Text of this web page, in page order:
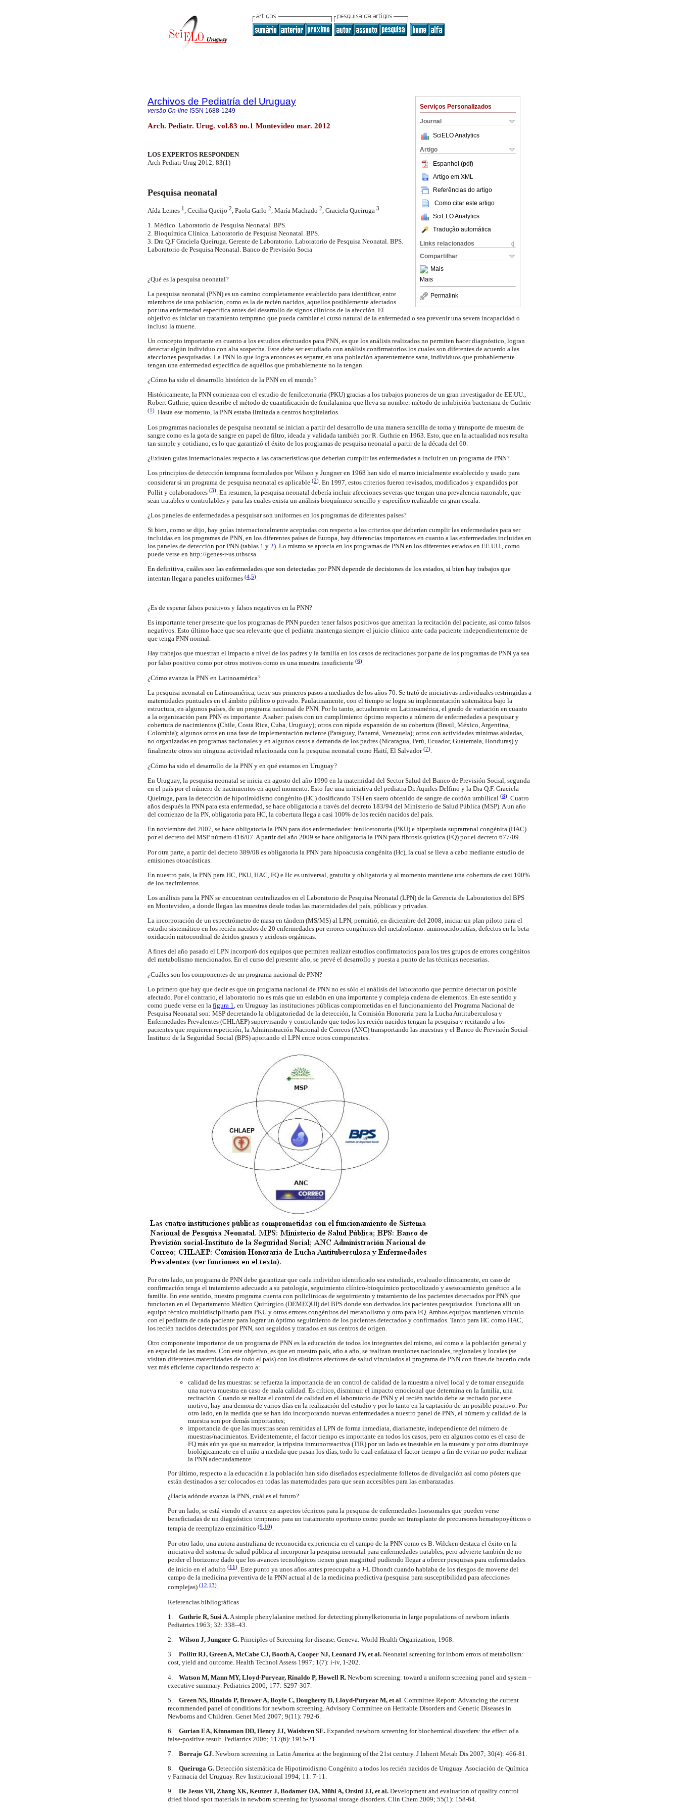
Serviços Personalizados
Journal
SciELO Analytics
Artigo
Espanhol (pdf)
Artigo em XML
Referências do artigo
Como citar este artigo
SciELO Analytics
Tradução automática
Links relacionados
Compartilhar
Mais
Mais
Permalink
Archivos de Pediatría del Uruguay
versão On-line ISSN 1688-1249
Arch. Pediatr. Urug. vol.83 no.1 Montevideo mar. 2012
LOS EXPERTOS RESPONDEN
Arch Pediatr Urug 2012; 83(1)
Pesquisa neonatal
Aída Lemes 1 , Cecilia Queijo 2 , Paola Garlo 2 , María Machado 2 , Graciela Queiruga 3
1. Médico. Laboratorio de Pesquisa Neonatal. BPS.
2. Bioquímica Clínica. Laboratorio de Pesquisa Neonatal. BPS.
3. Dra Q.F Graciela Queiruga. Gerente de Laboratorio. Laboratorio de Pesquisa Neonatal. BPS.
Laboratorio de Pesquisa Neonatal. Banco de Previsión Socia
¿Qué es la pesquisa neonatal?
La pesquisa neonatal (PNN) es un camino completamente establecido para identificar, entre
miembros de una población, como es la de recién nacidos, aquellos posiblemente afectados
por una enfermedad específica antes del desarrollo de signos clínicos de la afección. El
objetivo es iniciar un tratamiento temprano que pueda cambiar el curso natural de la enfermedad o sea prevenir una severa incapacidad o
incluso la muerte.
Un concepto importante en cuanto a los estudios efectuados para PNN, es que los análisis realizados no permiten hacer diagnóstico, logran
detectar algún individuo con alta sospecha. Este debe ser estudiado con análisis confirmatorios los cuales son diferentes de acuerdo a las
afecciones pesquisadas. La PNN lo que logra entonces es separar, en una población aparentemente sana, individuos que probablemente
tengan una enfermedad específica de aquéllos que probablemente no la tengan.
¿Cómo ha sido el desarrollo histórico de la PNN en el mundo?
Históricamente, la PNN comienza con el estudio de fenilcetonuria (PKU) gracias a los trabajos pioneros de un gran investigador de EE.UU.,
Robert Guthrie, quien describe el método de cuantificación de fenilalanina que lleva su nombre: método de inhibición bacteriana de Guthrie
(1). Hasta ese momento, la PNN estaba limitada a centros hospitalarios.
Los programas nacionales de pesquisa neonatal se inician a partir del desarrollo de una manera sencilla de toma y transporte de muestra de
sangre como es la gota de sangre en papel de filtro, ideada y validada también por R. Guthrie en 1963. Esto, que en la actualidad nos resulta
tan simple y cotidiano, es lo que garantizó el éxito de los programas de pesquisa neonatal a partir de la década del 60.
¿Existen guías internacionales respecto a las características que deberían cumplir las enfermedades a incluir en un programa de PNN?
Los principios de detección temprana formulados por Wilson y Jungner en 1968 han sido el marco inicialmente establecido y usado para
considerar si un programa de pesquisa neonatal es aplicable (2). En 1997, estos criterios fueron revisados, modificados y expandidos por
Pollit y colaboradores (3) . En resumen, la pesquisa neonatal debería incluir afecciones severas que tengan una prevalencia razonable, que
sean tratables o controlables y para las cuales exista un análisis bioquímico sencillo y específico realizable en gran escala.
¿Los paneles de enfermedades a pesquisar son uniformes en los programas de diferentes países?
Si bien, como se dijo, hay guías internacionalmente aceptadas con respecto a los criterios que deberían cumplir las enfermedades para ser
incluidas en los programas de PNN, en los diferentes países de Europa, hay diferencias importantes en cuanto a las enfermedades incluidas en
los paneles de detección por PNN (tablas 1 y 2). Lo mismo se aprecia en los programas de PNN en los diferentes estados en EE.UU., como
puede verse en http://genes-r-us.uthscsa.
En definitiva, cuáles son las enfermedades que son detectadas por PNN depende de decisiones de los estados, si bien hay trabajos que
intentan llegar a paneles uniformes (4 5)
¿Es de esperar falsos positivos y falsos negativos en la PNN?
Es importante tener presente que los programas de PNN pueden tener falsos positivos que ameritan la recitación del paciente, así como falsos
negativos. Esto último hace que sea relevante que el pediatra mantenga siempre el juicio clínico ante cada paciente independientemente de
que tenga PNN normal.
Hay trabajos que muestran el impacto a nivel de los padres y la familia en los casos de recitaciones por parte de los programas de PNN ya sea
por falso positivo como por otros motivos como es una muestra insuficiente (6).
¿Cómo avanza la PNN en Latinoamérica?
La pesquisa neonatal en Latinoamérica, tiene sus primeros pasos a mediados de los años 70. Se trató de iniciativas individuales restringidas a
maternidades puntuales en el ámbito público o privado. Paulatinamente, con el tiempo se logra su implementación sistemática bajo la
estructura, en algunos países, de un programa nacional de PNN. Por lo tanto, actualmente en Latinoamérica, el grado de variación en cuanto
a la organización para PNN es importante. A saber: países con un cumplimiento óptimo respecto a número de enfermedades a pesquisar y
cobertura de nacimientos (Chile, Costa Rica, Cuba, Uruguay); otros con rápida expansión de su cobertura (Brasil, México, Argentina,
Colombia); algunos otros en una fase de implementación reciente (Paraguay, Panamá, Venezuela); otros con actividades mínimas aisladas,
no organizadas en programas nacionales y en algunos casos a demanda de los padres (Nicaragua, Perú, Ecuador, Guatemala, Honduras) y
finalmente otros sin ninguna actividad relacionada con la pesquisa neonatal como Haití, El Salvador(7).
¿Cómo ha sido el desarrollo de la PNN y en qué estamos en Uruguay?
En Uruguay, la pesquisa neonatal se inicia en agosto del año 1990 en la maternidad del Sector Salud del Banco de Previsión Social, segunda
en el país por el número de nacimientos en aquel momento. Esto fue una iniciativa del pediatra Dr. Aquiles Delfino y la Dra Q.F. Graciela
Queiruga, para la detección de hipotiroidismo congénito (HC) dosificando TSH en suero obtenido de sangre de cordón umbilical (8). Cuatro
años después la PNN para esta enfermedad, se hace obligatoria a través del decreto 183/94 del Ministerio de Salud Pública (MSP). A un año
del comienzo de la PN, obligatoria para HC, la cobertura llega a casi 100% de los recién nacidos del país.
En noviembre del 2007, se hace obligatoria la PNN para dos enfermedades: fenilcetonuria (PKU) e hiperplasia suprarrenal congénita (HAC)
por el decreto del MSP número 416/07. A partir del año 2009 se hace obligatoria la PNN para fibrosis quística (FQ) por el decreto 677/09.
Por otra parte, a partir del decreto 389/08 es obligatoria la PNN para hipoacusia congénita (Hc), la cual se lleva a cabo mediante estudio de
emisiones otoacústicas.
En nuestro país, la PNN para HC, PKU, HAC, FQ e Hc es universal, gratuita y obligatoria y al momento mantiene una cobertura de casi 100%
de los nacimientos.
Los análisis para la PNN se encuentran centralizados en el Laboratorio de Pesquisa Neonatal (LPN) de la Gerencia de Laboratorios del BPS
en Montevideo, a donde llegan las muestras desde todas las maternidades del país, públicas y privadas.
La incorporación de un espectrómetro de masa en tándem (MS/MS) al LPN, permitió, en diciembre del 2008, iniciar un plan piloto para el
estudio sistemático en los recién nacidos de 20 enfermedades por errores congénitos del metabolismo: aminoacidopatías, defectos en la beta-
oxidación mitocondrial de ácidos grasos y acidosis orgánicas.
A fines del año pasado el LPN incorporó dos equipos que permiten realizar estudios confirmatorios para los tres grupos de errores congénitos
del metabolismo mencionados. En el curso del presente año, se prevé el desarrollo y puesta a punto de las técnicas necesarias.
¿Cuáles son los componentes de un programa nacional de PNN?
Lo primero que hay que decir es que un programa nacional de PNN no es sólo el análisis del laboratorio que permite detectar un posible
afectado. Por el contrario, el laboratorio no es más que un eslabón en una importante y compleja cadena de elementos. En este sentido y
como puede verse en la figura 1 , en Uruguay las instituciones públicas comprometidas en el funcionamiento del Programa Nacional de
Pesquisa Neonatal son: MSP decretando la obligatoriedad de la detección, la Comisión Honoraria para la Lucha Antituberculosa y
Enfermedades Prevalentes (CHLAEP) supervisando y controlando que todos los recién nacidos tengan la pesquisa y recitando a los
pacientes que requieren repetición, la Administración Nacional de Correos (ANC) transportando las muestras y el Banco de Previsión Social-
Instituto de la Seguridad Social (BPS) aportando el LPN entre otros componentes.
Por otro lado, un programa de PNN debe garantizar que cada individuo identificado sea estudiado, evaluado clínicamente, en caso de
confirmación tenga el tratamiento adecuado a su patología, seguimiento clínico-bioquímico protocolizado y asesoramiento genético a la
familia. En este sentido, nuestro programa cuenta con policlínicas de seguimiento y tratamiento de los pacientes detectados por PNN que
funcionan en el Departamento Médico Quirúrgico (DEMEQUI) del BPS donde son derivados los pacientes pesquisados. Funciona allí un
equipo técnico multidisciplinario para PKU y otros errores congénitos del metabolismo y otro para FQ. Ambos equipos mantienen vínculo
con el pediatra de cada paciente para lograr un óptimo seguimiento de los pacientes detectados y confirmados. Tanto para HC como HAC,
los recién nacidos detectados por PNN, son seguidos y tratados en sus centros de origen.
Otro componente importante de un programa de PNN es la educación de todos los integrantes del mismo, así como a la población general y
en especial de las madres. Con este objetivo, es que en nuestro país, año a año, se realizan reuniones nacionales, regionales y locales (se
visitan diferentes maternidades de todo el país) con los distintos efectores de salud vinculados al programa de PNN con fines de hacerlo cada
vez más eficiente capacitando respecto a:
calidad de las muestras: se refuerza la importancia de un control de calidad de la muestra a nivel local y de tomar enseguida
una nueva muestra en caso de mala calidad. Es crítico, disminuir el impacto emocional que determina en la familia, una
recitación. Cuando se realiza el control de calidad en el laboratorio de PNN y el recién nacido debe se recitado por este
motivo, hay una demora de varios días en la realización del estudio y por lo tanto en la captación de un posible positivo. Por
otro lado, en la medida que se han ido incorporando nuevas enfermedades a nuestro panel de PNN, el número y calidad de la
muestra son por demás importantes;
importancia de que las muestras sean remitidas al LPN de forma inmediata, diariamente, independiente del número de
muestras/nacimientos. Evidentemente, el factor tiempo es importante en todos los casos, pero en algunos como es el caso de
FQ más aún ya que su marcador, la tripsina inmunorreactiva (TIR) por un lado es inestable en la muestra y por otro disminuye
biológicamente en el niño a medida que pasan los días, todo lo cual enfatiza el factor tiempo a fin de evitar no poder realizar
la PNN adecuadamente.
Por último, respecto a la educación a la población han sido diseñados especialmente folletos de divulgación así como pósters que
están destinados a ser colocados en todas las maternidades para que sean accesibles para las embarazadas.
¿Hacia adónde avanza la PNN, cuál es el futuro?
Por un lado, se está viendo el avance en aspectos técnicos para la pesquisa de enfermedades lisosomales que pueden verse
beneficiadas de un diagnóstico temprano para un tratamiento oportuno como puede ser transplante de precursores hematopoyéticos o
terapia de reemplazo enzimático (9 10).
Por otro lado, una autora australiana de reconocida experiencia en el campo de la PNN como es B. Wilcken destaca el éxito en la
iniciativa del sistema de salud pública al incorporar la pesquisa neonatal para enfermedades tratables, pero advierte también de no
perder el horizonte dado que los avances tecnológicos tienen gran magnitud pudiendo llegar a ofrecer pesquisas para enfermedades
de inicio en el adulto (11). Este punto ya unos años antes preocupaba a J-L Dhondt cuando hablaba de los riesgos de moverse del
campo de la medicina preventiva de la PNN actual al de la medicina predictiva (pesquisa para susceptibilidad para afecciones
complejas) (12 13).
Referencias bibliográficas
1. Guthrie R, Susi A. A simple phenylalanine method for detecting phenylketonuria in large populations of newborn infants.
Pediatrics 1963; 32: 338–43.
2. Wilson J, Jungner G. Principles of Screening for disease. Geneva: World Health Organization, 1968.
3. Pollitt RJ, Green A, McCabe CJ, Booth A, Cooper NJ, Leonard JV, et al. Neonatal screening for inborn errors of metabolism:
cost, yield and outcome. Health Technol Assess 1997; 1(7): i-iv, 1-202.
4. Watson M, Mann MY, Lloyd-Puryear, Rinaldo P, Howell R. Newborn screening: toward a uniform screening panel and system –
executive summary. Pediatrics 2006; 177: S297-307.
5. Green NS, Rinaldo P, Brower A, Boyle C, Dougherty D, Lloyd-Puryear M, et al . Committee Report: Advancing the current
recommended panel of conditions for newborn screening. Advisory Committee on Heritable Disorders and Genetic Diseases in
Newborns and Children. Genet Med 2007; 9(11): 792-6.
6. Gurian EA, Kinnamon DD, Henry JJ, Waisbren SE. Expanded newborn screening for biochemical disorders: the effect of a
false-positive result. Pediatrics 2006; 117(6): 1915-21.
7. Borrajo GJ. Newborn screening in Latin America at the beginning of the 21st century. J Inherit Metab Dis 2007; 30(4): 466-81.
8. Queiruga G. Detección sistemática de Hipotiroidismo Congénito a todos los recién nacidos de Uruguay. Asociación de Química
y Farmacia del Uruguay. Rev Institucional 1994; 11: 7-11.
9. De Jesus VR, Zhang XK, Keutzer J, Bodamer OA, Mühl A, Orsini JJ, et al. Development and evaluation of quality control
dried blood spot materials in newborn screening for lysosomal storage disorders. Clin Chem 2009; 55(1): 158-64.